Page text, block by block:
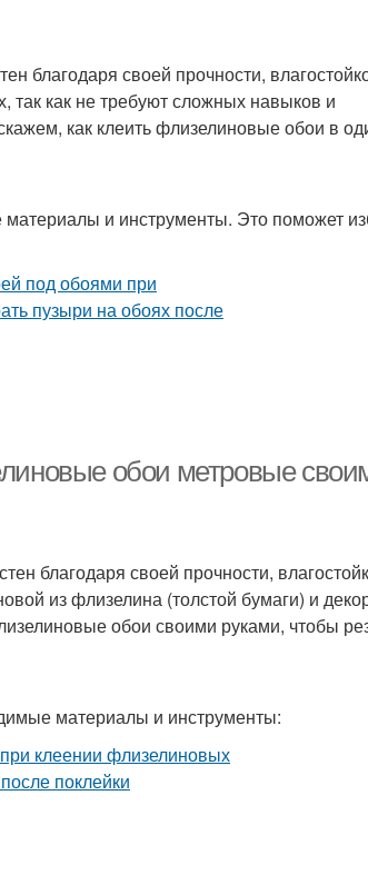
благодаря своей прочности,
как не требуют сложных навыков и
как клеить флизелиновые обои в
и инструменты. Это поможет
обои метровые
благодаря своей прочности,
из флизелина (толстой бумаги) и
обои своими руками, чтобы
материалы и инструменты: